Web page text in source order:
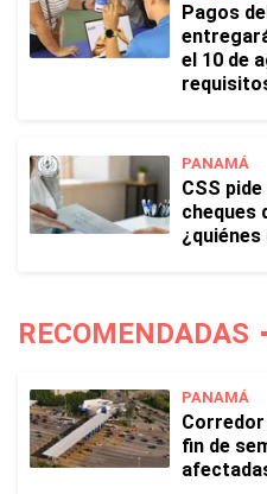
Pagos
el 10 de
PANAMÁ
CSS
cheques
RECOMENDADAS
PANAMÁ
fin de